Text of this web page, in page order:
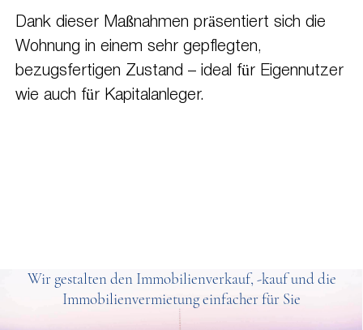
Dank dieser Maßnahmen präsentiert sich die
Wohnung in einem sehr gepflegten,
bezugsfertigen Zustand – ideal für Eigennutzer
wie auch für Kapitalanleger.
Wir gestalten den Immobilienverkauf, -kauf und die
Immobilienvermietung einfacher für Sie